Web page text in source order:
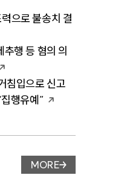
으로 불송치 결
행 등 혐의 의
침입으로 신고
행유예”
업무분야 페이지 이
MORE